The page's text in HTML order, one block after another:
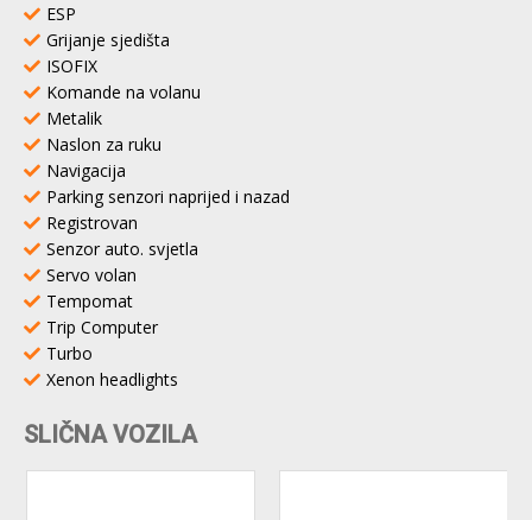
ESP
Grijanje sjedišta
ISOFIX
Komande na volanu
Metalik
Naslon za ruku
Navigacija
Parking senzori naprijed i nazad
Registrovan
Senzor auto. svjetla
Servo volan
Tempomat
Trip Computer
Turbo
Xenon headlights
SLIČNA VOZILA